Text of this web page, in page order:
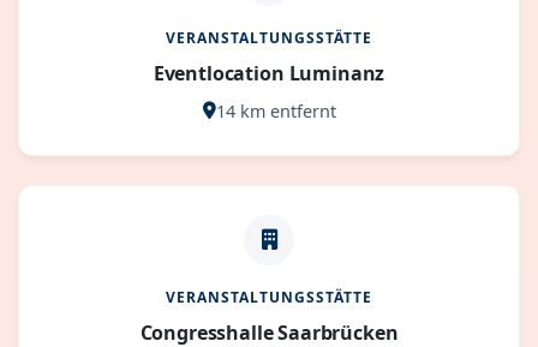
VERANSTALTUNGSSTÄTTE
Eventlocation Luminanz
14 km entfernt
VERANSTALTUNGSSTÄTTE
Congresshalle Saarbrücken